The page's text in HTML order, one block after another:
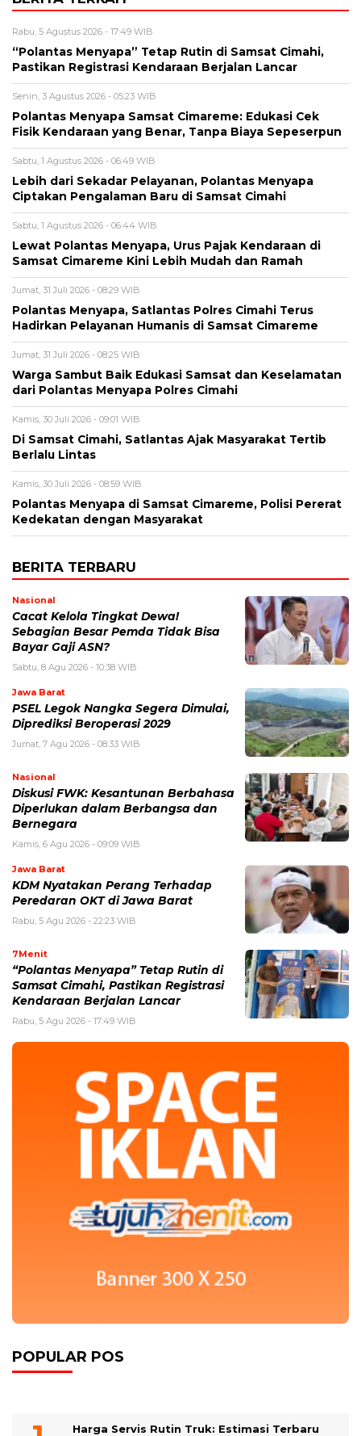
Rabu, 5 Agustus 2026 - 17:49 WIB
“Polantas Menyapa” Tetap Rutin di Samsat Cimahi,
Pastikan Registrasi Kendaraan Berjalan Lancar
Senin, 3 Agustus 2026 - 05:23 WIB
Polantas Menyapa Samsat Cimareme: Edukasi Cek
Fisik Kendaraan yang Benar, Tanpa Biaya Sepeserpun
Sabtu, 1 Agustus 2026 - 06:49 WIB
Lebih dari Sekadar Pelayanan, Polantas Menyapa
Ciptakan Pengalaman Baru di Samsat Cimahi
Sabtu, 1 Agustus 2026 - 06:44 WIB
Lewat Polantas Menyapa, Urus Pajak Kendaraan di
Samsat Cimareme Kini Lebih Mudah dan Ramah
Jumat, 31 Juli 2026 - 08:29 WIB
Polantas Menyapa, Satlantas Polres Cimahi Terus
Hadirkan Pelayanan Humanis di Samsat Cimareme
Jumat, 31 Juli 2026 - 08:25 WIB
Warga Sambut Baik Edukasi Samsat dan Keselamatan
dari Polantas Menyapa Polres Cimahi
Kamis, 30 Juli 2026 - 09:01 WIB
Di Samsat Cimahi, Satlantas Ajak Masyarakat Tertib
Berlalu Lintas
Kamis, 30 Juli 2026 - 08:59 WIB
Polantas Menyapa di Samsat Cimareme, Polisi Pererat
Kedekatan dengan Masyarakat
BERITA TERBARU
Nasional
Cacat Kelola Tingkat Dewa!
Sebagian Besar Pemda Tidak Bisa
Bayar Gaji ASN?
Sabtu, 8 Agu 2026 - 10:38 WIB
Jawa Barat
PSEL Legok Nangka Segera Dimulai,
Diprediksi Beroperasi 2029
Jumat, 7 Agu 2026 - 08:33 WIB
Nasional
Diskusi FWK: Kesantunan Berbahasa
Diperlukan dalam Berbangsa dan
Bernegara
Kamis, 6 Agu 2026 - 09:09 WIB
Jawa Barat
KDM Nyatakan Perang Terhadap
Peredaran OKT di Jawa Barat
Rabu, 5 Agu 2026 - 22:23 WIB
7Menit
“Polantas Menyapa” Tetap Rutin di
Samsat Cimahi, Pastikan Registrasi
Kendaraan Berjalan Lancar
Rabu, 5 Agu 2026 - 17:49 WIB
POPULAR POS
Harga Servis Rutin Truk: Estimasi Terbaru